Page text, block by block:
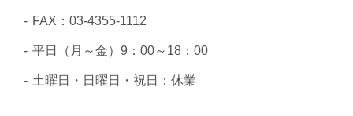
FAX：03-4355-1112
平日（月～金）9：00～18：00
土曜日・日曜日・祝日：休業